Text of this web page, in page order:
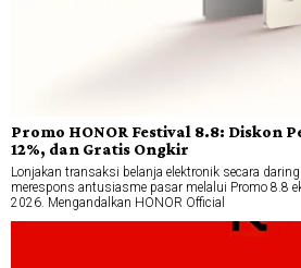
Promo HONOR Festival 8.8: Diskon
12%, dan Gratis Ongkir
Lonjakan transaksi belanja elektronik secara
merespons antusiasme pasar melalui Promo 8.8
2026. Mengandalkan HONOR Official